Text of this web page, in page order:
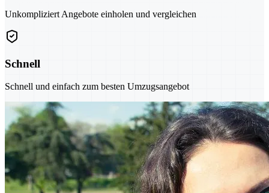
Unkompliziert Angebote einholen und vergleichen
Schnell
Schnell und einfach zum besten Umzugsangebot